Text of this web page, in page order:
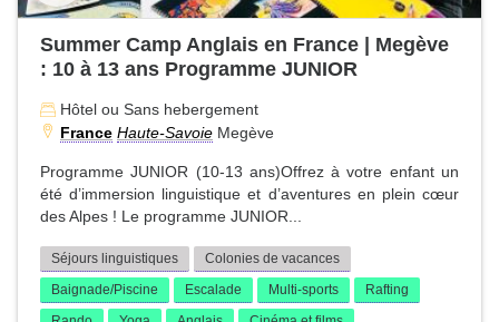
Summer Camp Anglais en France | Megève
: 10 à 13 ans Programme JUNIOR
Hôtel ou Sans hebergement
France Haute-Savoie Megève
Programme JUNIOR (10-13 ans)Offrez à votre enfant un
été d’immersion linguistique et d’aventures en plein cœur
des Alpes ! Le programme JUNIOR...
Séjours linguistiques
Colonies de vacances
Baignade/Piscine
Escalade Multi-sports
Rafting